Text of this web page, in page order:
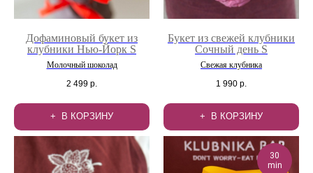
Дофаминовый букет из
клубники Нью-Йорк S
Молочный шоколад
2 499 р.
В КОРЗИНУ
Букет из свежей клубники
Сочный день S
Свежая клубника
1 990 р.
В КОРЗИНУ
30
min